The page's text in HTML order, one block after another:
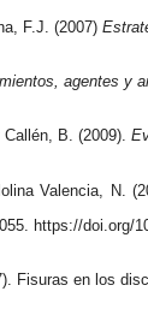
F.J. (2007)
agentes y
Callén, B. (2009).
Valencia, N.
https://doi.org/
Fisuras en los